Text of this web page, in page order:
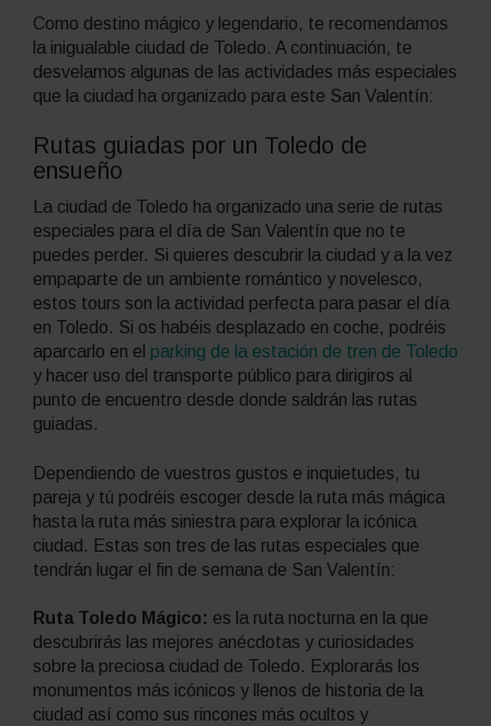
Como destino mágico y legendario, te recomendamos
la inigualable ciudad de Toledo. A continuación, te
desvelamos algunas de las actividades más especiales
que la ciudad ha organizado para este San Valentín:
Rutas guiadas por un Toledo de
ensueño
La ciudad de Toledo ha organizado una serie de rutas
especiales para el día de San Valentín que no te
puedes perder. Si quieres descubrir la ciudad y a la vez
empaparte de un ambiente romántico y novelesco,
estos tours son la actividad perfecta para pasar el día
en Toledo. Si os habéis desplazado en coche, podréis
aparcarlo en el parking de la estación de tren de Toledo
y hacer uso del transporte público para dirigiros al
punto de encuentro desde donde saldrán las rutas
guiadas.
Dependiendo de vuestros gustos e inquietudes, tu
pareja y tú podréis escoger desde la ruta más mágica
hasta la ruta más siniestra para explorar la icónica
ciudad. Estas son tres de las rutas especiales que
tendrán lugar el fin de semana de San Valentín:
Ruta Toledo Mágico: es la ruta nocturna en la que
descubrirás las mejores anécdotas y curiosidades
sobre la preciosa ciudad de Toledo. Explorarás los
monumentos más icónicos y llenos de historia de la
ciudad así como sus rincones más ocultos y